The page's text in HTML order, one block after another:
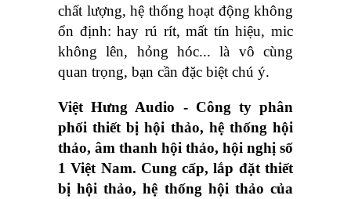
chất lượng, hệ thống hoạt động không
ổn định: hay rú rít, mất tín hiệu, mic
không lên, hỏng hóc... là vô cùng
quan trọng, bạn cần đặc biệt chú ý.
Việt Hưng Audio - Công ty phân
phối thiết bị hội thảo, hệ thống hội
thảo, âm thanh hội thảo, hội nghị số
1 Việt Nam. Cung cấp, lắp đặt thiết
bị hội thảo, hệ thống hội thảo của